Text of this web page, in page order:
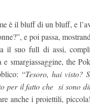
è il bluff di un bluff, e
e poi passa,
il suo full di assi,
smargiassaggine, the
“Tesoro, hai visto?
per il fatto che si sono
anche i proiettili,